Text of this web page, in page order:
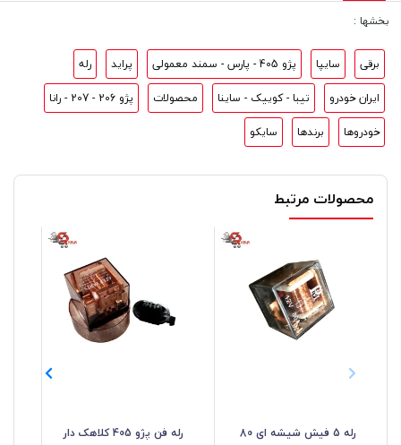
بخشها :
برقی سایپا پژو 405 - پارس - سمند معمولی پراید
رله
ایران خودرو
تیبا - کوییک - ساینا محصولات
پژو 206 - 207 - رانا
خودروها
برندها سایکو
محصولات مرتبط
رله 5 فیش شیشه ای 80
رله فن پژو 405 کلاهک دار